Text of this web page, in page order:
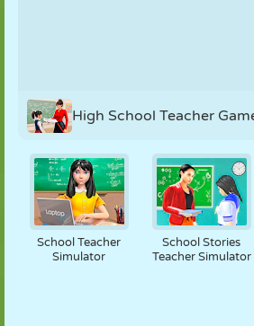
High School Teacher
School Teacher
Simulator
School Stories
Teacher Simulator